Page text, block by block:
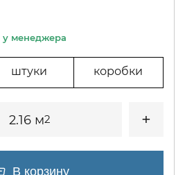
штуки коробки
2.16 м2